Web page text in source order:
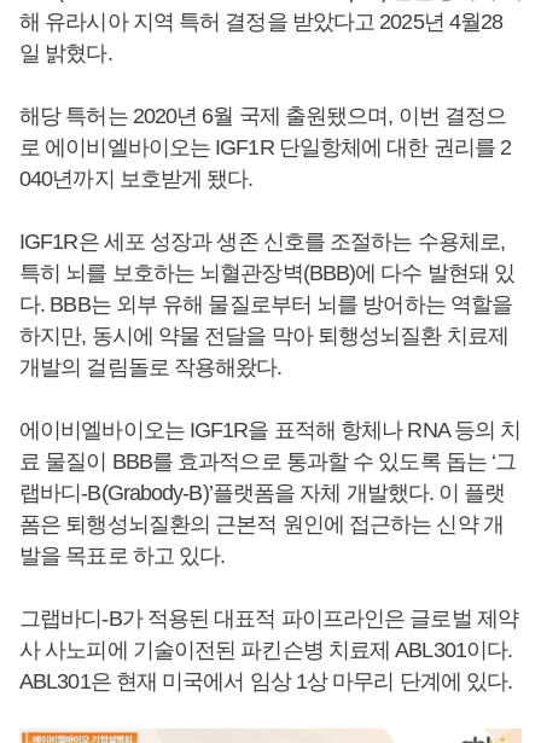
해 유라시아 지역 특허 결정을 받았다고 2025년 4월28
일 밝혔다.
해당 특허는 2020년 6월 국제 출원됐으며, 이번 결정으
로 에이비엘바이오는 IGF1R 단일항체에 대한 권리를 2
040년까지 보호받게 됐다.
IGF1R은 세포 성장과 생존 신호를 조절하는 수용체로,
특히 뇌를 보호하는 뇌혈관장벽(BBB)에 다수 발현돼 있
다. BBB는 외부 유해 물질로부터 뇌를 방어하는 역할을
하지만, 동시에 약물 전달을 막아 퇴행성뇌질환 치료제
개발의 걸림돌로 작용해왔다.
에이비엘바이오는 IGF1R을 표적해 항체나 RNA 등의 치
료 물질이 BBB를 효과적으로 통과할 수 있도록 돕는 ‘그
랩바디-B(Grabody-B)’플랫폼을 자체 개발했다. 이 플랫
폼은 퇴행성뇌질환의 근본적 원인에 접근하는 신약 개
발을 목표로 하고 있다.
그랩바디-B가 적용된 대표적 파이프라인은 글로벌 제약
사 사노피에 기술이전된 파킨슨병 치료제 ABL301이다.
ABL301은 현재 미국에서 임상 1상 마무리 단계에 있다.